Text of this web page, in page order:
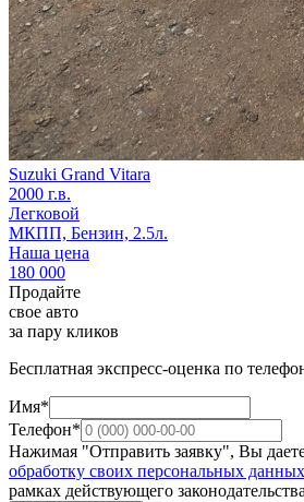
Suzuki Grand Vitara
2000 г.в.
Легковой
МКПП, Бензин, 2.5л.
Наша цена
180 000
Продайте
свое авто
за пару кликов
Бесплатная экспресс-оценка по
Имя*
Телефон*
Нажимая "Отправить заявку", Вы
обработку своих персональных данных
рамках действующего